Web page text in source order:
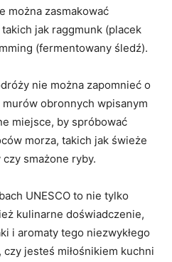
można zasmakować
jak raggmunk (placek‌
(fermentowany śledź).
⁤nie⁢ można zapomnieć o
obronnych wpisanym‌
miejsce, by ⁣spróbować
morza, takich jak świeże⁣
⁤smażone‍ ryby.
UNESCO to nie tylko⁤
kulinarne doświadczenie,
i⁣ aromaty tego niezwykłego⁢
jesteś miłośnikiem kuchni